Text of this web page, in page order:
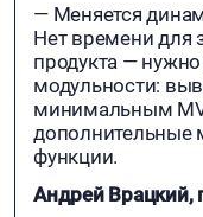
— Меняется
Нет времени для
продукта —
модульности:
минимальным
дополнительные
функции.
Андрей Врацкий,